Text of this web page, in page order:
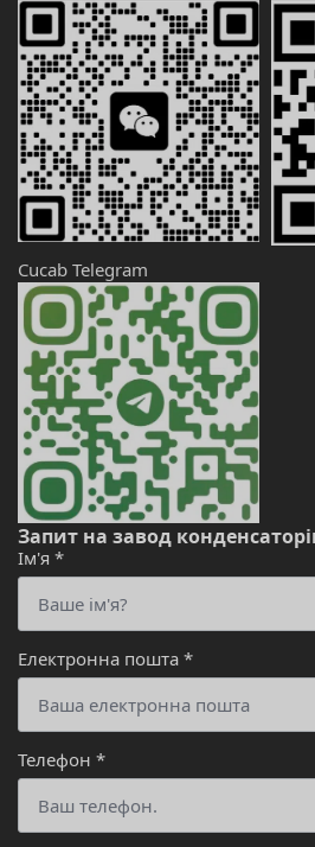
Cucab Telegram
Запит на завод
Ім'я *
Електронна пошта *
Телефон *